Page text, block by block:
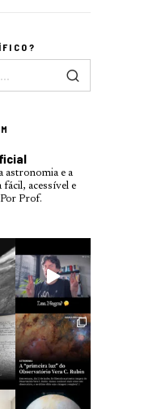
astronomia e a
acessível e
Por Prof.